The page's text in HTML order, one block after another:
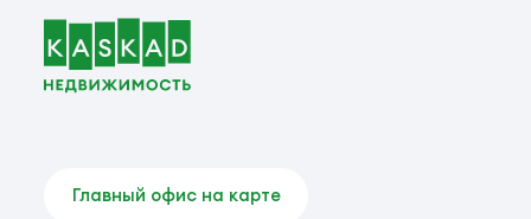
Главный офис на карте